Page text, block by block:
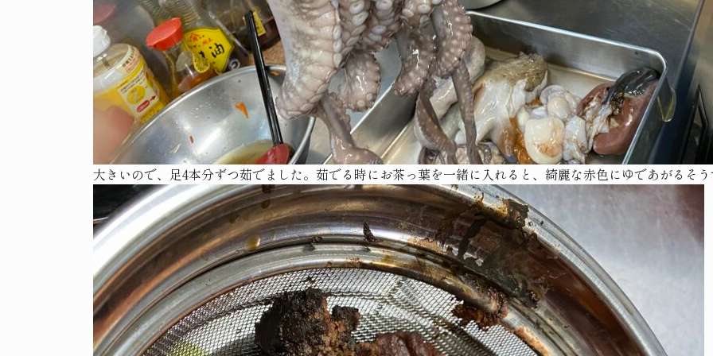
大きいので、足4本分ずつ茹でました。茹でる時にお茶っ葉を一緒に入れると、綺麗な赤色にゆであがるそ